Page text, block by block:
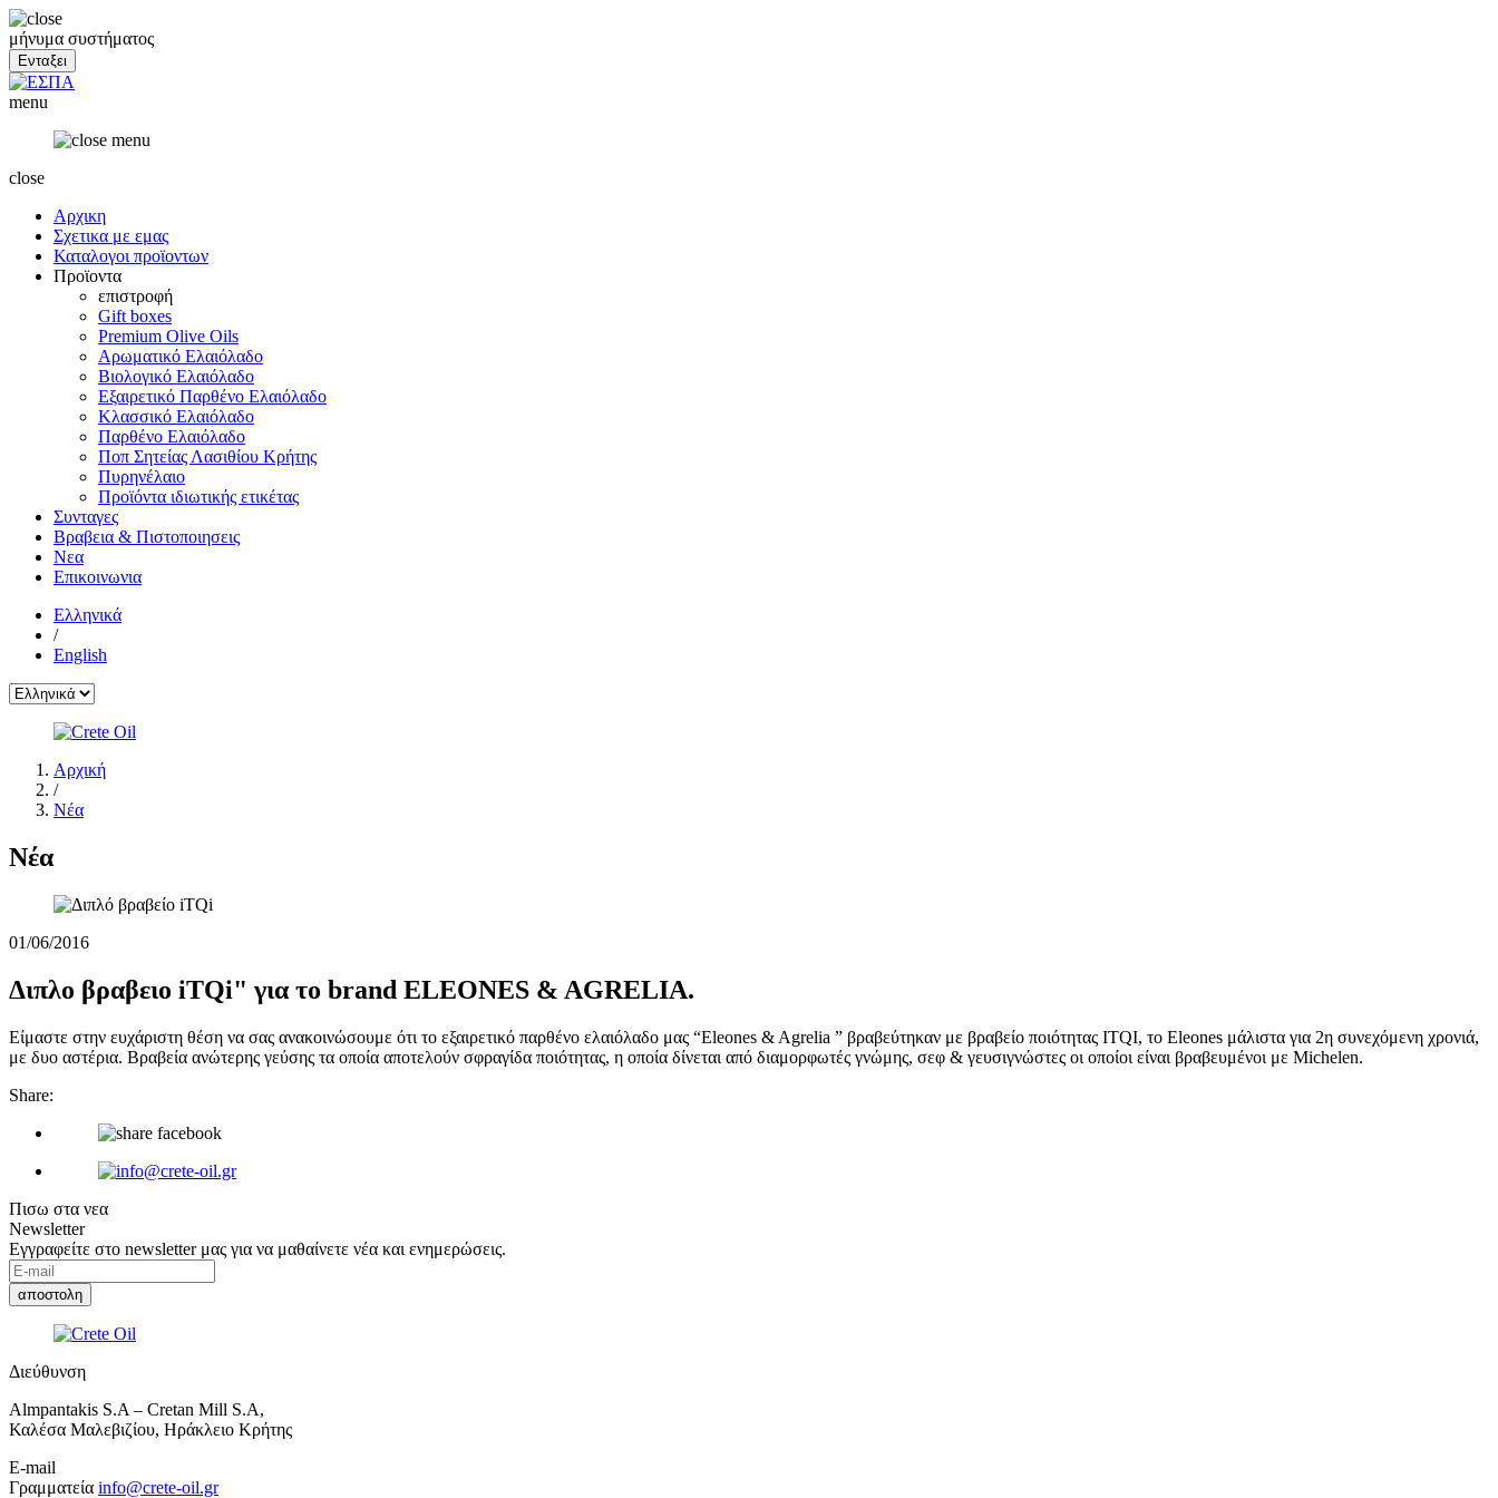
μήνυμα συστήματος
menu
close
Αρχικη
Σχετικα με εμας
Καταλογοι προϊοντων
Προϊοντα
επιστροφή
Gift boxes
Premium Olive Oils
Αρωματικό Ελαιόλαδο
Βιολογικό Ελαιόλαδο
Εξαιρετικό Παρθένο Ελαιόλαδο
Κλασσικό Ελαιόλαδο
Παρθένο Ελαιόλαδο
Ποπ Σητείας Λασιθίου Κρήτης
Πυρηνέλαιο
Προϊόντα ιδιωτικής ετικέτας
Συνταγες
Βραβεια & Πιστοποιησεις
Νεα
Επικοινωνια
Ελληνικά
/
English
Αρχική
/
Νέα
Νέα
01/06/2016
Διπλο βραβειο iTQi" για το brand ELEONES & AGRELIA.
Είμαστε στην ευχάριστη θέση να σας ανακοινώσουμε ότι το εξαιρετικό παρθένο ελαιόλαδο μας “Eleones & Agrelia ” βραβεύτηκαν με βραβείο ποιότητας ITQI, το Eleones μάλιστα για 2η συνεχόμενη χρονιά,
με δυο αστέρια. Βραβεία ανώτερης γεύσης τα οποία αποτελούν σφραγίδα ποιότητας, η οποία δίνεται από διαμορφωτές γνώμης, σεφ & γευσιγνώστες οι οποίοι είναι βραβευμένοι με Michelen.
Share:
Πισω στα νεα
Newsletter
Εγγραφείτε στο newsletter μας για να μαθαίνετε νέα και ενημερώσεις.
Διεύθυνση
Almpantakis S.A – Cretan Mill S.A,
Καλέσα Μαλεβιζίου, Ηράκλειο Κρήτης
E-mail
Γραμματεία info@crete-oil.gr